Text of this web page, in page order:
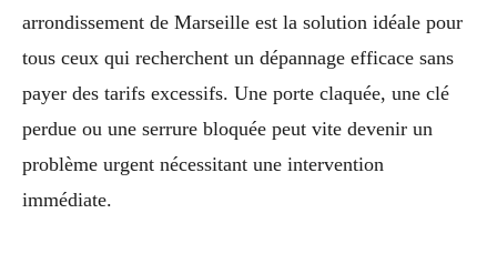
arrondissement de Marseille est la solution idéale pour
tous ceux qui recherchent un dépannage efficace sans
payer des tarifs excessifs. Une porte claquée, une clé
perdue ou une serrure bloquée peut vite devenir un
problème urgent nécessitant une intervention
immédiate.